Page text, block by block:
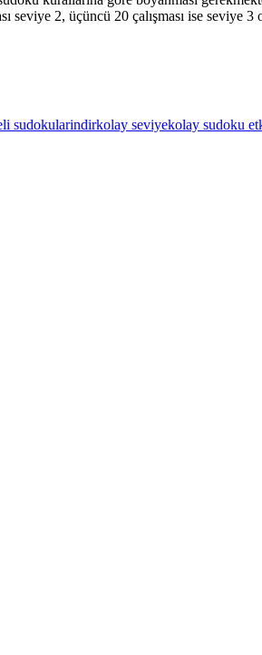
2, üçüncü 20 çalışması ise seviye 3
sudokularindirkolay seviyekolay sudoku